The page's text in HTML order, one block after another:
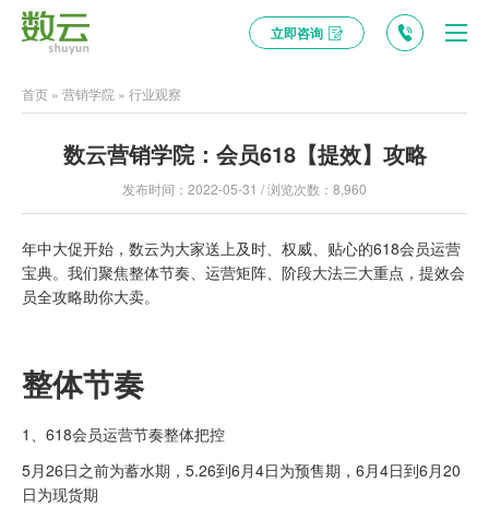
立即咨询
首页 » 营销学院 » 行业观察
数云营销学院：会员618【提效】攻略
发布时间：2022-05-31 / 浏览次数：8,960
年中大促开始，数云为大家送上及时、权威、贴心的618会员运营
宝典。我们聚焦整体节奏、运营矩阵、阶段大法三大重点，提效会
员全攻略助你大卖。
整体节奏
1、618会员运营节奏整体把控
5月26日之前为蓄水期，5.26到6月4日为预售期，6月4日到6月20
日为现货期